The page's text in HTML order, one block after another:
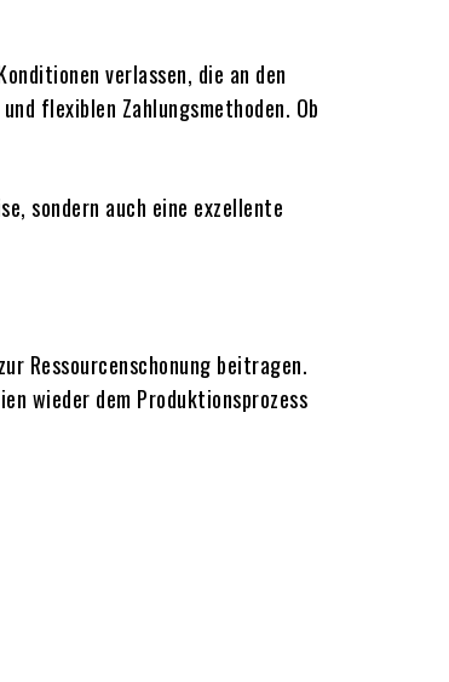
verlassen, die an den
flexiblen Zahlungsmethoden. Ob
sondern auch eine exzellente
Ressourcenschonung beitragen.
wieder dem Produktionsprozess